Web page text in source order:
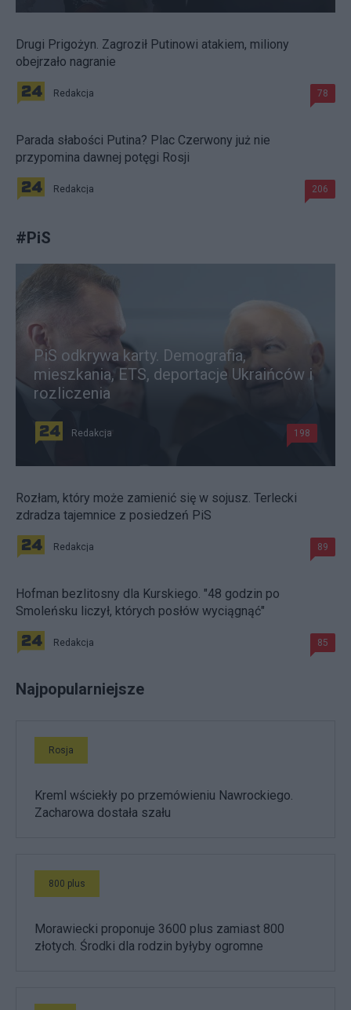
Drugi Prigożyn. Zagroził Putinowi atakiem, miliony
obejrzało nagranie
Redakcja 78
Parada słabości Putina? Plac Czerwony już nie
przypomina dawnej potęgi Rosji
Redakcja 206
#PiS
PiS odkrywa karty. Demografia,
mieszkania, ETS, deportacje Ukraińców i
rozliczenia
Redakcja 198
Rozłam, który może zamienić się w sojusz. Terlecki
zdradza tajemnice z posiedzeń PiS
Redakcja 89
Hofman bezlitosny dla Kurskiego. "48 godzin po
Smoleńsku liczył, których posłów wyciągnąć"
Redakcja 85
Najpopularniejsze
Rosja
Kreml wściekły po przemówieniu Nawrockiego.
Zacharowa dostała szału
800 plus
Morawiecki proponuje 3600 plus zamiast 800
złotych. Środki dla rodzin byłyby ogromne